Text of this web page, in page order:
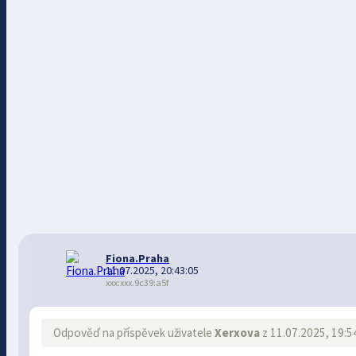
Fiona.Praha
11.07.2025, 20:43:05
xxx:xxx.9c39:a5f
Odpověď na příspěvek uživateleXerxova z 11.07.2025,